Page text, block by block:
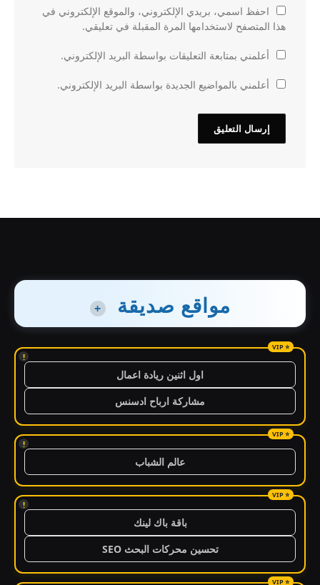
احفظ اسمي، بريدي الإلكتروني، والموقع الإلكتروني في
هذا المتصفح لاستخدامها المرة المقبلة في تعليقي.
أعلمني بمتابعة التعليقات بواسطة البريد الإلكتروني.
أعلمني بالمواضيع الجديدة بواسطة البريد الإلكتروني.
مواقع صديقة +
!
اول اثنين ريادة اعمال
مشاركة ارباح ادسنس
!
عالم الشباب
!
باقة باك لينك
تحسين محركات البحث SEO